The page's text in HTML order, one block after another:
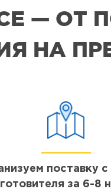
— ОТ
НА
поставку с
за 6-8